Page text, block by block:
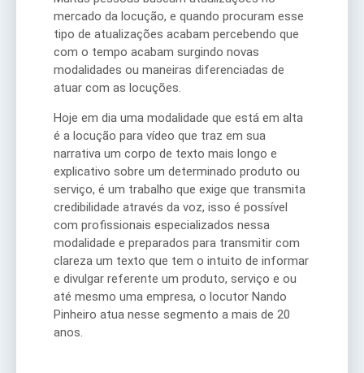
mercado da locução, e quando procuram esse
tipo de atualizações acabam percebendo que
com o tempo acabam surgindo novas
modalidades ou maneiras diferenciadas de
atuar com as locuções.
Hoje em dia uma modalidade que está em alta
é a locução para vídeo que traz em sua
narrativa um corpo de texto mais longo e
explicativo sobre um determinado produto ou
serviço, é um trabalho que exige que transmita
credibilidade através da voz, isso é possível
com profissionais especializados nessa
modalidade e preparados para transmitir com
clareza um texto que tem o intuito de informar
e divulgar referente um produto, serviço e ou
até mesmo uma empresa, o locutor Nando
Pinheiro atua nesse segmento a mais de 20
anos.